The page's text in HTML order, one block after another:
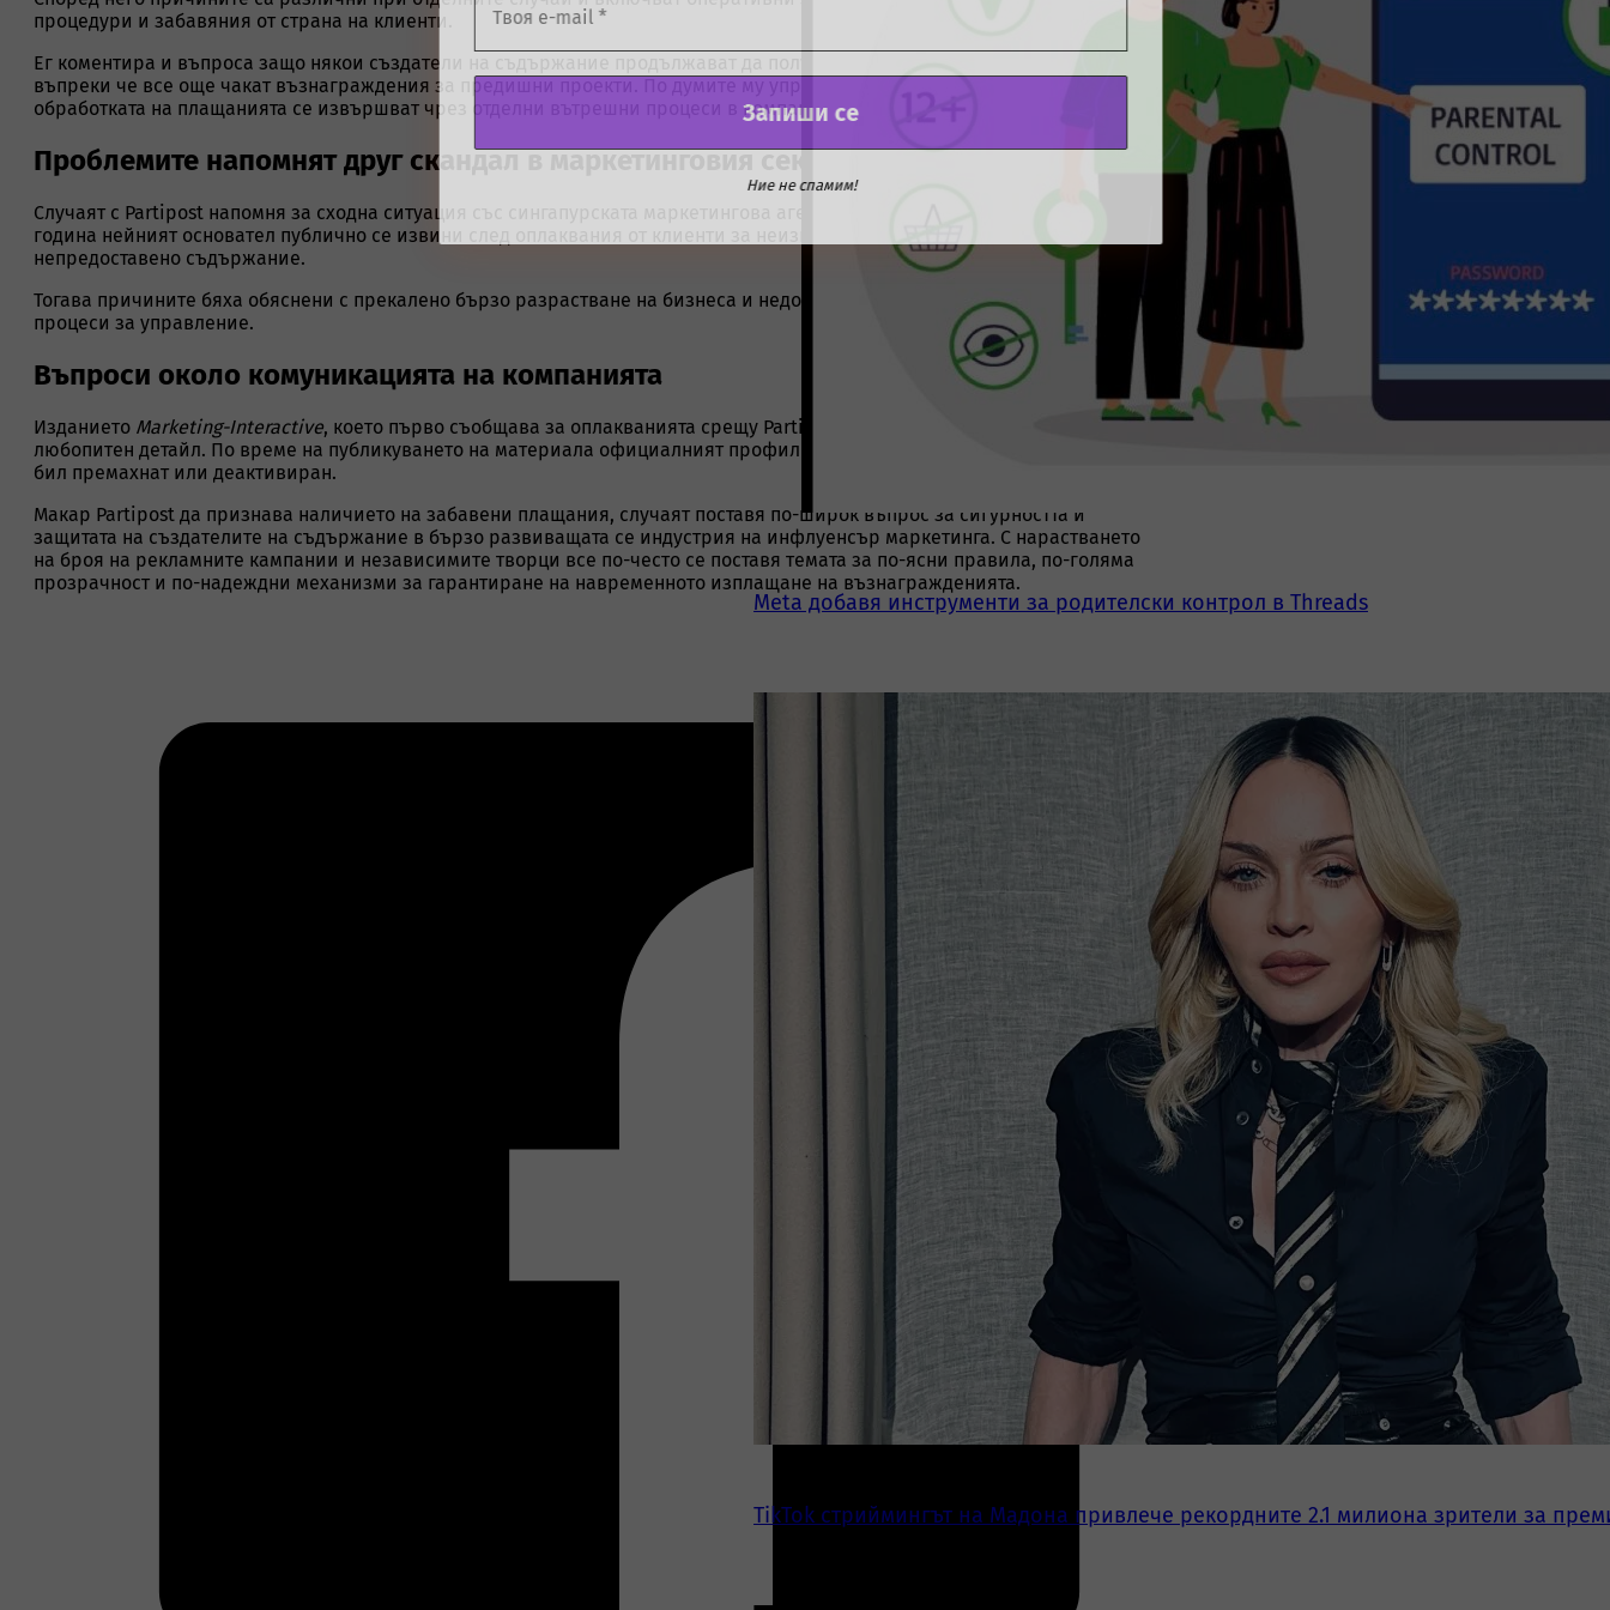
процедури и забавяния от страна на клиенти.
Ег коментира и въпроса защо някои създатели на съдържание продължават да получават покани за нови кампании,
въпреки че все още чакат възнаграждения за предишни проекти. По думите му управлението на кампаниите и
обработката на плащанията се извършват чрез отделни вътрешни процеси в компанията.
Проблемите напомнят друг скандал в маркетинговия сектор
Случаят с Partipost напомня за сходна ситуация със сингапурската маркетингова агенция BrandTok Media. По-рано тази
година нейният основател публично се извини след оплаквания от клиенти за неизпълнени ангажименти и
непредоставено съдържание.
Тогава причините бяха обяснени с прекалено бързо разрастване на бизнеса и недостатъчно ефективни вътрешни
процеси за управление.
Въпроси около комуникацията на компанията
Изданието Marketing-Interactive, което първо съобщава за оплакванията срещу Partipost, отбелязва и още един
любопитен детайл. По време на публикуването на материала официалният профил на компанията в Instagram изглежда е
бил премахнат или деактивиран.
Макар Partipost да признава наличието на забавени плащания, случаят поставя по-широк въпрос за сигурността и
защитата на създателите на съдържание в бързо развиващата се индустрия на инфлуенсър маркетинга. С нарастването
на броя на рекламните кампании и независимите творци все по-често се поставя темата за по-ясни правила, по-голяма
прозрачност и по-надеждни механизми за гарантиране на навременното изплащане на възнагражденията.
Ние не спамим!
Meta добавя инструменти за родителски контрол в Threads
TikTok стриймингът на Мадона привлече рекордните 2.1 милиона зрители за